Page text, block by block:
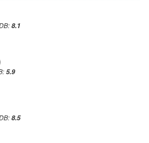
8.1
5.9
8.5